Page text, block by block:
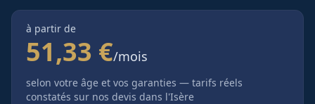
à partir de
51,33 €/mois
selon votre âge et vos garanties — tarifs réels
constatés sur nos devis dans l'Isère